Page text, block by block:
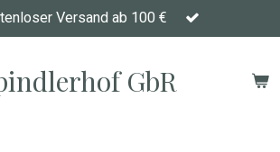
Versand ab 100 €
GbR